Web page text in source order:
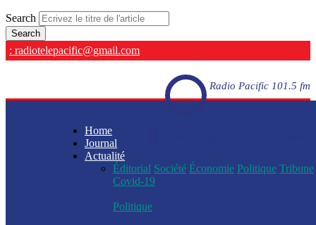
Search
: radiotelepacific@gmail.com
Radio Pacific 101.5 fm
Home
Journal
Actualité
Éditorial Société Économie Politique Tribune
Covid-19
Politique